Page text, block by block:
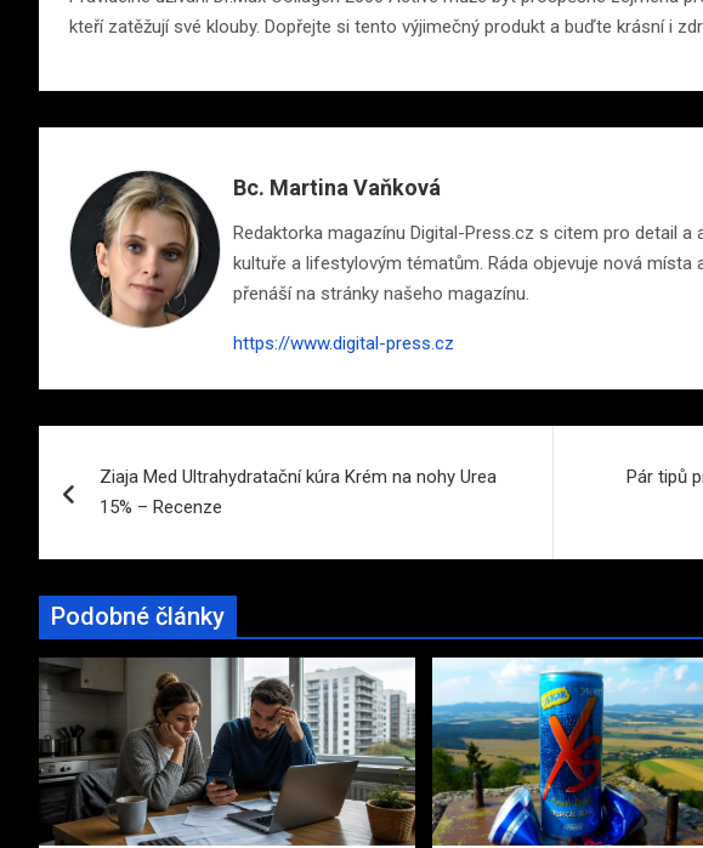
kteří zatěžují své klouby. Dopřejte si tento výjimečný produkt a buďte krásní i
Bc. Martina Vaňková
Redaktorka magazínu Digital-Press.cz s citem pro detail a
kultuře a lifestylovým tématům. Ráda objevuje nová místa
přenáší na stránky našeho magazínu.
https://www.digital-press.cz
pro
příspěvek
Ziaja Med Ultrahydratační kúra Krém na nohy Urea
15% – Recenze
Pár tipů
Podobné články